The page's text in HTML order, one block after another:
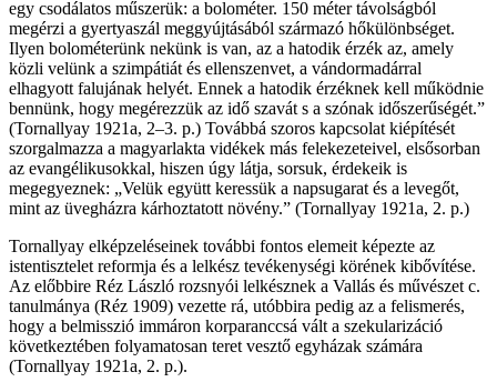
egy csodálatos műszerük: a bolométer. 150 méter távolságból
megérzi a gyertyaszál meggyújtásából származó hőkülönbséget.
Ilyen bolométerünk nekünk is van, az a hatodik érzék az, amely
közli velünk a szimpátiát és ellenszenvet, a vándormadárral
elhagyott falujának helyét. Ennek a hatodik érzéknek kell működnie
bennünk, hogy megérezzük az idő szavát s a szónak időszerűségét.”
(Tornallyay 1921a, 2–3. p.) Továbbá szoros kapcsolat kiépítését
szorgalmazza a magyarlakta vidékek más felekezeteivel, elsősorban
az evangélikusokkal, hiszen úgy látja, sorsuk, érdekeik is
megegyeznek: „Velük együtt keressük a napsugarat és a levegőt,
mint az üvegházra kárhoztatott növény.” (Tornallyay 1921a, 2. p.)
Tornallyay elképzeléseinek további fontos elemeit képezte az
istentisztelet reformja és a lelkész tevékenységi körének kibővítése.
Az előbbire Réz László rozsnyói lelkésznek a Vallás és művészet c.
tanulmánya (Réz 1909) vezette rá, utóbbira pedig az a felismerés,
hogy a belmisszió immáron korparanccsá vált a szekularizáció
következtében folyamatosan teret vesztő egyházak számára
(Tornallyay 1921a, 2. p.).